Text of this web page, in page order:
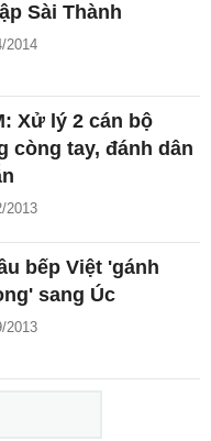
Sài Thành
2014
Xử lý 2 cán bộ
còng tay, đánh dân
2013
bếp Việt 'gánh
sang Úc
2013